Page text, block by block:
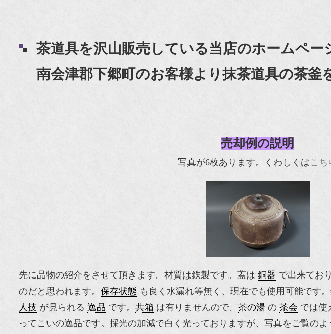
茶道具を沢山販売している当店のホームペー
南会津郡下郷町のお客様より抹茶道具の茶釜
売却例の説明
写真が6枚あります。くわしくはこち
先に品物の紹介をさせて頂きます。材質は鉄製です。蓋は 銅器 で出来てお
のだと思われます。 保存状態 も良く水漏れ等無く、現在でも使用可能です
人技 が見られる 逸品 です。 共箱 は有りませんので、 茶の湯 の 茶会 では使
ってこいの逸品です。採光の加減で白く光っておりますが、写真をご覧のよ